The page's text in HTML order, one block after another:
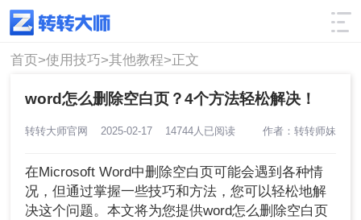
使用技巧 筛选
首页>使用技巧>其他教程>正文
word怎么删除空白页？4个方法轻松解决！
转转大师官网 2025-02-17 14744人已阅读 作者：转转师妹
在Microsoft Word中删除空白页可能会遇到各种情
况，但通过掌握一些技巧和方法，您可以轻松地解
决这个问题。本文将为您提供word怎么删除空白页